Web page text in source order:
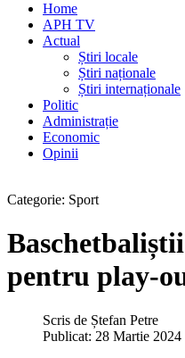
Home
APH TV
Actual
Știri locale
Știri naționale
Știri internaționale
Politic
Administrație
Economic
Opinii
Categorie: Sport
pentru play-
Scris de Ștefan Petre
Publicat: 28 Martie 2024